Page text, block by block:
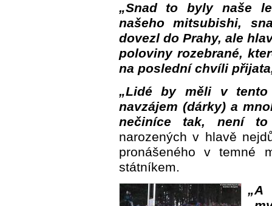
„Snad to byly naše
našeho mitsubishi,
dovezl do Prahy, ale
poloviny rozebrané,
na poslední chvíli
„Lidé by měli v
navzájem (dárky) a
nečiníce tak, není to
narozených v hlavě
pronášeného v temné
státníkem.